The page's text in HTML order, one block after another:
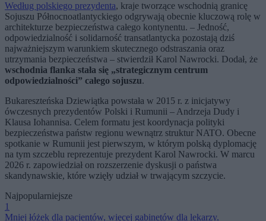
Według polskiego prezydenta, kraje tworzące wschodnią granicę
Sojuszu Północnoatlantyckiego odgrywają obecnie kluczową rolę w
architekturze bezpieczeństwa całego kontynentu. – Jedność,
odpowiedzialność i solidarność transatlantycka pozostają dziś
najważniejszym warunkiem skutecznego odstraszania oraz
utrzymania bezpieczeństwa – stwierdził Karol Nawrocki. Dodał, że
wschodnia flanka stała się „strategicznym centrum
odpowiedzialności” całego sojuszu.
Bukareszteńska Dziewiątka powstała w 2015 r. z inicjatywy
ówczesnych prezydentów Polski i Rumunii – Andrzeja Dudy i
Klausa Iohannisa. Celem formatu jest koordynacja polityki
bezpieczeństwa państw regionu wewnątrz struktur NATO. Obecne
spotkanie w Rumunii jest pierwszym, w którym polską dyplomację
na tym szczeblu reprezentuje prezydent Karol Nawrocki. W marcu
2026 r. zapowiedział on rozszerzenie dyskusji o państwa
skandynawskie, które wzięły udział w trwającym szczycie.
Najpopularniejsze
1
Mniej łóżek dla pacjentów, więcej gabinetów dla lekarzy.